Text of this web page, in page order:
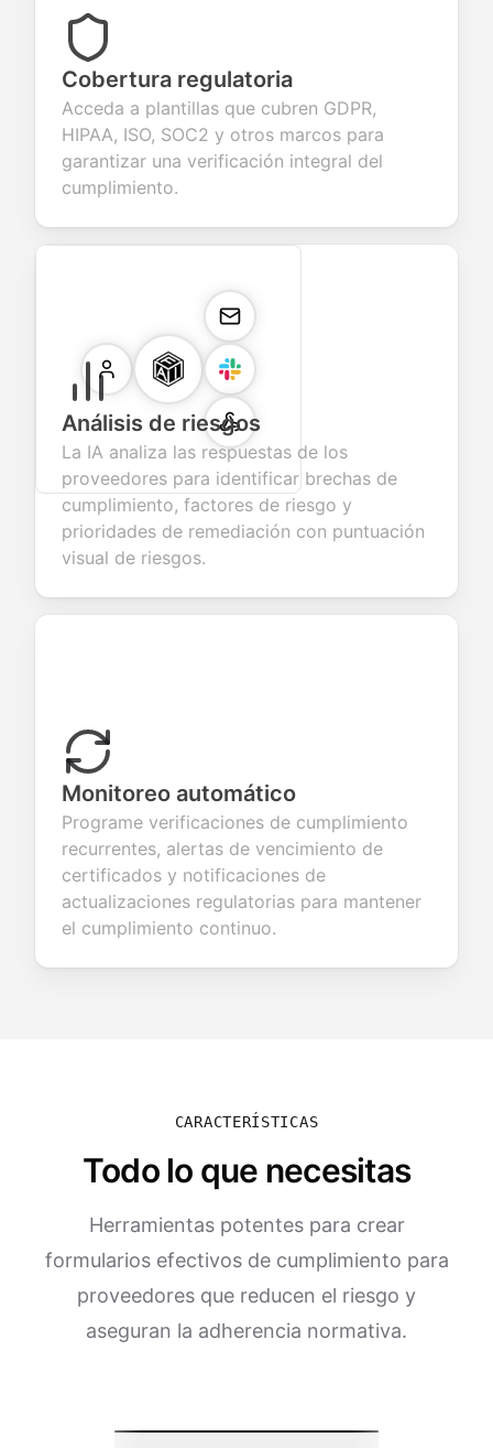
Cobertura regulatoria
Acceda a plantillas que cubren GDPR,
HIPAA, ISO, SOC2 y otros marcos para
garantizar una verificación integral del
cumplimiento.
Análisis de riesgos
La IA analiza las respuestas de los
proveedores para identificar brechas de
cumplimiento, factores de riesgo y
prioridades de remediación con puntuación
visual de riesgos.
Monitoreo automático
Programe verificaciones de cumplimiento
recurrentes, alertas de vencimiento de
certificados y notificaciones de
actualizaciones regulatorias para mantener
el cumplimiento continuo.
CARACTERÍSTICAS
Todo lo que necesitas
Herramientas potentes para crear
formularios efectivos de cumplimiento para
proveedores que reducen el riesgo y
aseguran la adherencia normativa.